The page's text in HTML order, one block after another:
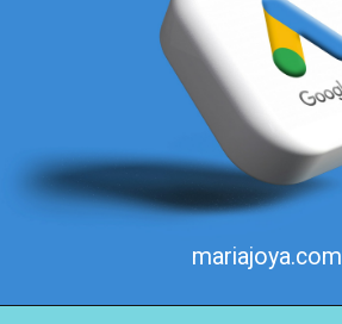
mariajoya.com